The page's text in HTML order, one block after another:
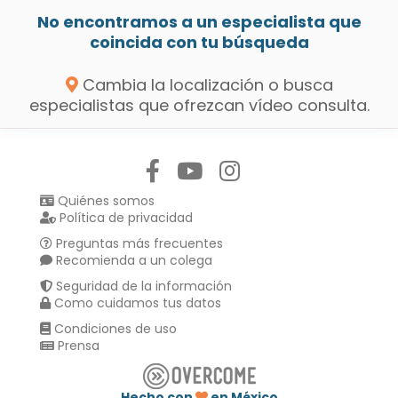
No encontramos a un especialista que
coincida con tu búsqueda
Cambia la localización o busca
especialistas que ofrezcan vídeo consulta.
Quiénes somos
Política de privacidad
Preguntas más frecuentes
Recomienda a un colega
Seguridad de la información
Como cuidamos tus datos
Condiciones de uso
Prensa